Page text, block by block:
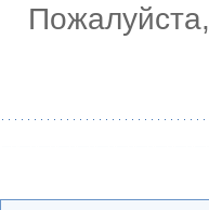
Пожалуйста,